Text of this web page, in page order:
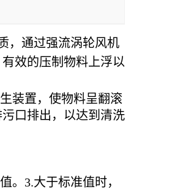
，通过强流涡轮风机
效的压制物料上浮以
装置，使物料呈翻滚
口排出，以达到清洗
。3.大于标准值时，